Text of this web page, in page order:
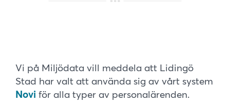
Vi på Miljödata vill meddela att Lidingö
Stad har valt att använda sig av vårt system
Novi för alla typer av personalärenden.